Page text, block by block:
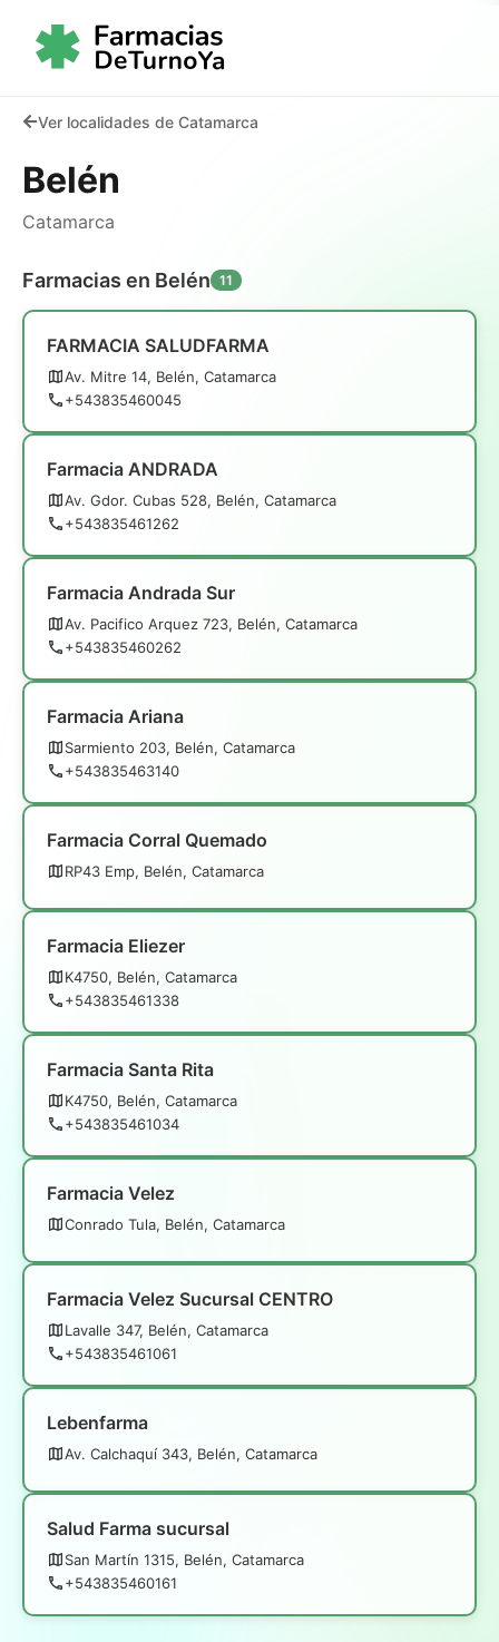
Ver localidades de Catamarca
Belén
Catamarca
Farmacias en Belén 11
FARMACIA SALUDFARMA
Av. Mitre 14, Belén, Catamarca
+543835460045
Farmacia ANDRADA
Av. Gdor. Cubas 528, Belén, Catamarca
+543835461262
Farmacia Andrada Sur
Av. Pacifico Arquez 723, Belén, Catamarca
+543835460262
Farmacia Ariana
Sarmiento 203, Belén, Catamarca
+543835463140
Farmacia Corral Quemado
RP43 Emp, Belén, Catamarca
Farmacia Eliezer
K4750, Belén, Catamarca
+543835461338
Farmacia Santa Rita
K4750, Belén, Catamarca
+543835461034
Farmacia Velez
Conrado Tula, Belén, Catamarca
Farmacia Velez Sucursal CENTRO
Lavalle 347, Belén, Catamarca
+543835461061
Lebenfarma
Av. Calchaquí 343, Belén, Catamarca
Salud Farma sucursal
San Martín 1315, Belén, Catamarca
+543835460161